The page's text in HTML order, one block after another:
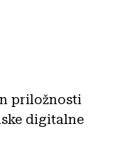
priložnosti
digitalne